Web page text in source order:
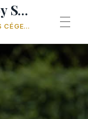
Boardroom Pilot – by Soós Eszter Petronella
STRATÉGIAI DÖNTÉSTÁMOGATÁS CÉGEKNEK - HOGY MINDEN SZÉL JÓ SZÉL LEGYEN